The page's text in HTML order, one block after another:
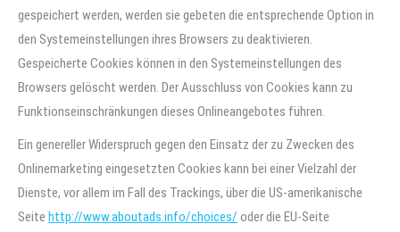
gespeichert werden, werden sie gebeten die entsprechende Option in
den Systemeinstellungen ihres Browsers zu deaktivieren.
Gespeicherte Cookies können in den Systemeinstellungen des
Browsers gelöscht werden. Der Ausschluss von Cookies kann zu
Funktionseinschränkungen dieses Onlineangebotes führen.
Ein genereller Widerspruch gegen den Einsatz der zu Zwecken des
Onlinemarketing eingesetzten Cookies kann bei einer Vielzahl der
Dienste, vor allem im Fall des Trackings, über die US-amerikanische
Seite http://www.aboutads.info/choices/ oder die EU-Seite